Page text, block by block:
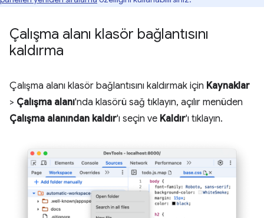
Çalışma alanı klasör bağlantısını
kaldırma
Çalışma alanı klasör bağlantısını kaldırmak için Kaynaklar
> Çalışma alanı'nda klasörü sağ tıklayın, açılır menüden
Çalışma alanından kaldır'ı seçin ve Kaldır'ı tıklayın.